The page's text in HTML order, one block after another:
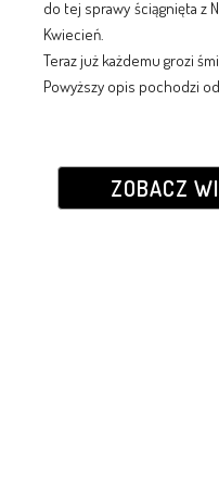
do tej sprawy ściągnięta z
Kwiecień.
Teraz już każdemu grozi
Powyższy opis pochodzi
ZOBACZ